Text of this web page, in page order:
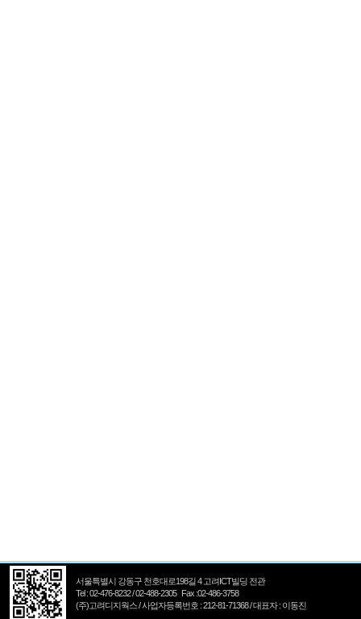
서울특별시 강동구 천호대로198길 4 고려ICT빌딩 전관
Tel : 02-476-8232 / 02-488-2305 Fax :02-486-3758
(주)고려디지웍스 / 사업자등록번호 : 212-81-71368 / 대표자 : 이동진